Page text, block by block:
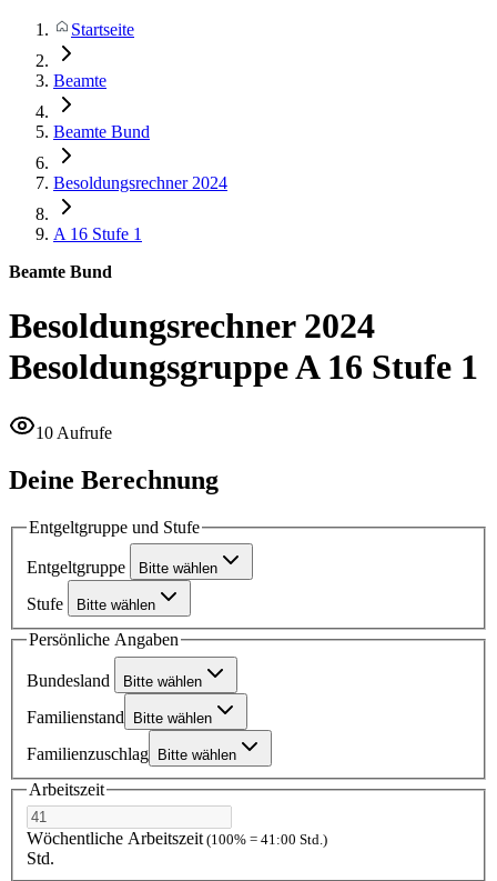
Startseite
Beamte
Beamte Bund
Besoldungsrechner 2024
A 16 Stufe 1
Beamte Bund
Besoldungsrechner 2024
Besoldungsgruppe A 16 Stufe 1
10 Aufrufe
Deine Berechnung
Entgeltgruppe und Stufe
Entgeltgruppe Bitte wählen
Stufe Bitte wählen
Persönliche Angaben
Bundesland Bitte wählen
Familienstand Bitte wählen
Familienzuschlag Bitte wählen
Arbeitszeit
Wöchentliche Arbeitszeit(100% = 41:00 Std.)
Std.